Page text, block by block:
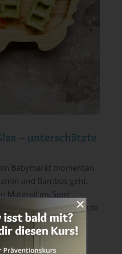
– unterschätzte
Babymarkt momentan
und Bambus geht,
Material ins Spiel
wird: das gute
Es ist ein
also nicht schnell
warm.